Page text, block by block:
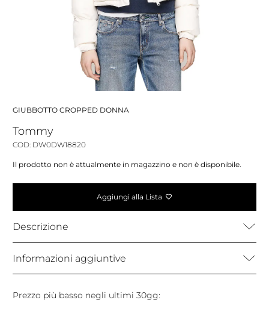
GIUBBOTTO CROPPED DONNA
Tommy
COD: DW0DW18820
Il prodotto non è attualmente in magazzino e non è disponibile.
Aggiungi alla Lista
Descrizione
Informazioni aggiuntive
Prezzo più basso negli ultimi 30gg: